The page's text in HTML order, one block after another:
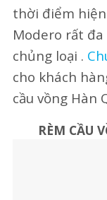
thời điểm hiện
Modero rất đa
chủng loại .
cho khách
cầu vồng Hàn
RÈM CẦU